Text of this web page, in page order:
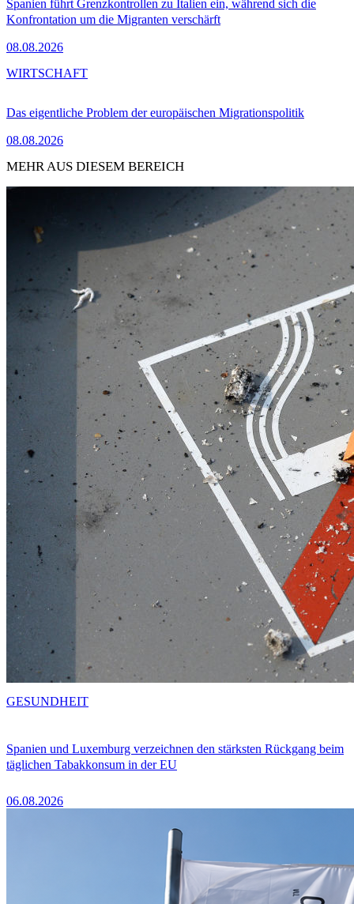
Spanien führt Grenzkontrollen zu Italien ein, während sich die
Konfrontation um die Migranten verschärft
08.08.2026
Das eigentliche Problem der europäischen Migrationspolitik
08.08.2026
WIRTSCHAFT
MEHR AUS DIESEM BEREICH
Spanien und Luxemburg verzeichnen den stärksten Rückgang beim
täglichen Tabakkonsum in der EU
06.08.2026
GESUNDHEIT